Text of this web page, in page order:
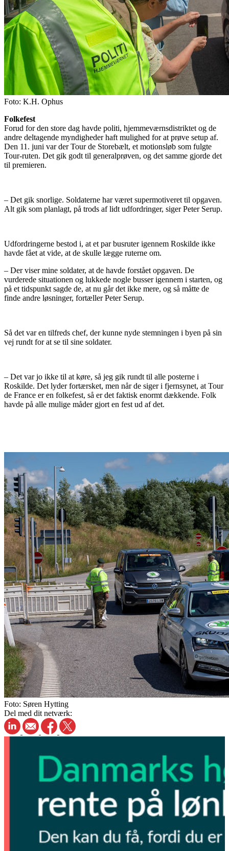
Foto: K.H. Ophus
Folkefest
Forud for den store dag havde politi, hjemmeværnsdistriktet og de
andre deltagende myndigheder haft mulighed for at prøve setup af.
Den 11. juni var der Tour de Storebælt, et motionsløb som fulgte
Tour-ruten. Det gik godt til generalprøven, og det samme gjorde det
til premieren.
– Det gik snorlige. Soldaterne har været supermotiveret til opgaven.
Alt gik som planlagt, på trods af lidt udfordringer, siger Peter Serup.
Udfordringerne bestod i, at et par busruter igennem Roskilde ikke
havde fået at vide, at de skulle lægge ruterne om.
– Der viser mine soldater, at de havde forstået opgaven. De
vurderede situationen og lukkede nogle busser igennem i starten, og
på et tidspunkt sagde de, at nu går det ikke mere, og så måtte de
finde andre løsninger, fortæller Peter Serup.
Så det var en tilfreds chef, der kunne nyde stemningen i byen på sin
vej rundt for at se til sine soldater.
– Det var jo ikke til at køre, så jeg gik rundt til alle posterne i
Roskilde. Det lyder fortærsket, men når de siger i fjernsynet, at Tour
de France er en folkefest, så er det faktisk enormt dækkende. Folk
havde på alle mulige måder gjort en fest ud af det.
Foto: Søren Hytting
Del med dit netværk: